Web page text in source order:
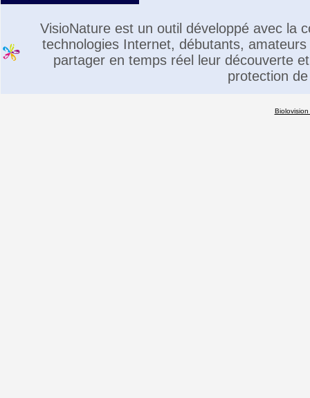
VisioNature est un outil développé avec la
technologies Internet, débutants,
partager en temps réel leur découverte
protection
Biolovision